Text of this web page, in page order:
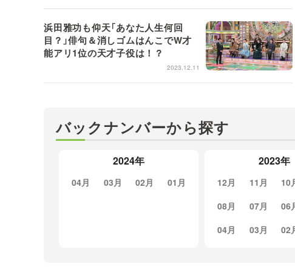
浜田雅功も仰天「あなた人生何回
目？」俳句＆消しゴムはんこでW才
能アリ1位の天才子役は！？
2023.12.11
バックナンバーから探す
2024年
04月 03月 02月 01月
2023年
12月 11月 10
08月
07月 06
04月
03月 02